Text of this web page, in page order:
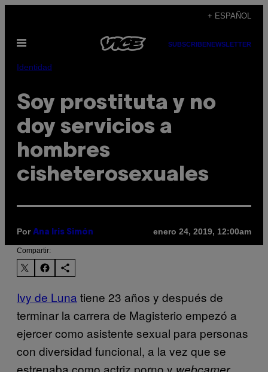
contenido
+ ESPAÑOL
Abrir
SUBSCRIBENEWSLETTER
Identidad
Soy prostituta y no
doy servicios a
hombres
cisheterosexuales
Por Ana Iris Simón enero 24, 2019, 12:00am
Compartir:
Ivy de Luna tiene 23 años y después de
terminar la carrera de Magisterio empezó a
ejercer como asistente sexual para personas
con diversidad funcional, a la vez que se
estrenaba como actriz porno y webcamer.